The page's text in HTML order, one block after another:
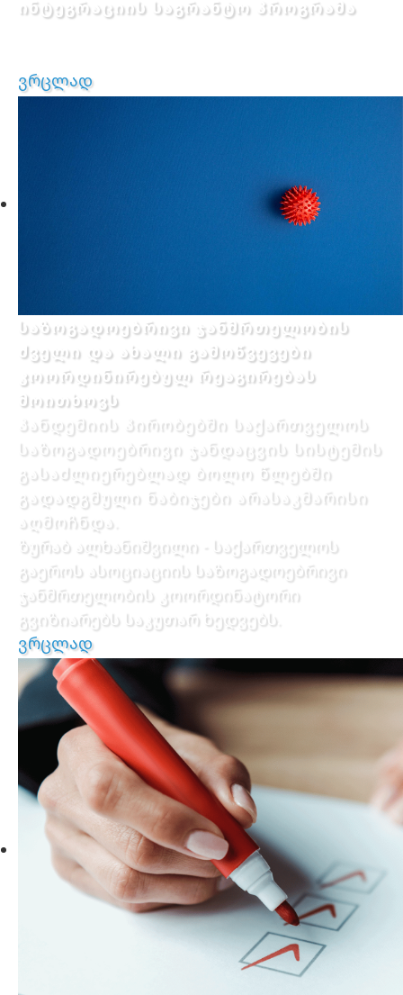
ინტეგრაციის საგრანტო პროგრამა
ვრცლად
საზოგადოებრივი ჯანმრთელობის
ძველი და ახალი გამოწვევები
კოორდინირებულ რეაგირებას
მოითხოვს
პანდემიის პირობებში საქართველოს
საზოგადოებრივი ჯანდაცვის სისტემის
გასაძლიერებლად ბოლო წლებში
გადადგმული ნაბიჯები არასაკმარისი
აღმოჩნდა.
ზურაბ ალხანიშვილი - საქართველოს
გაეროს ასოციაციის საზოგადოებრივი
ჯანმრთელობის კოორდინატორი
გვიზიარებს საკუთარ ხედვებს.
ვრცლად